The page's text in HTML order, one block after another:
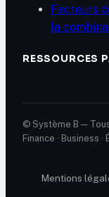
Facteurs
la
RESSOURCES
© Système B —
Finance · Business
Mentions